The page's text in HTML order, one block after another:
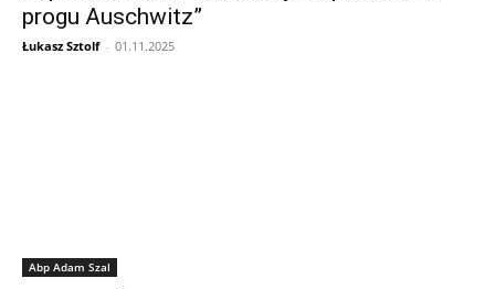
progu Auschwitz”
Łukasz Sztolf - 01.11.2025
Abp Adam Szal